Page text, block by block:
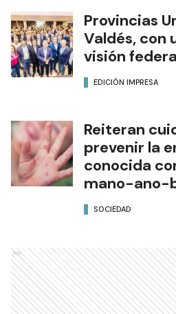
Provincias
Valdés, con
visión
EDICIÓN IMPRESA
Reiteran
prevenir la
conocida
mano-ano-
SOCIEDAD
Ads